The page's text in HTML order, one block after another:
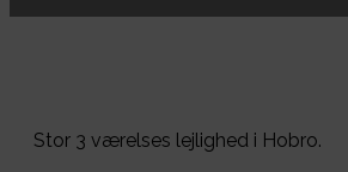
Stor 3 værelses lejlighed i Hobro.